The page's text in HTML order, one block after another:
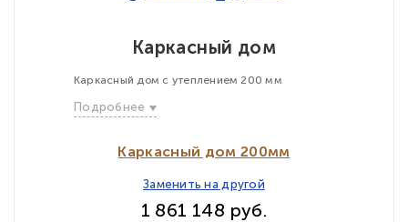
Каркасный дом
Каркасный дом с утеплением 200 мм
Подробнее
Каркасный дом 200мм
Заменить на другой
1 861 148 руб.